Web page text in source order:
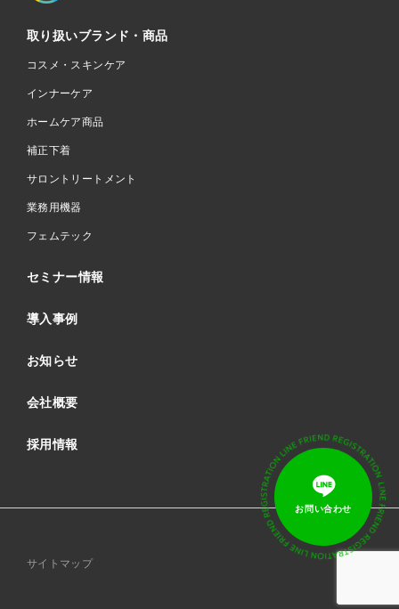
取り扱いブランド・商品
コスメ・スキンケア
インナーケア
ホームケア商品
補正下着
サロントリートメント
業務用機器
フェムテック
セミナー情報
導入事例
お知らせ
会社概要
採用情報
サイトマップ